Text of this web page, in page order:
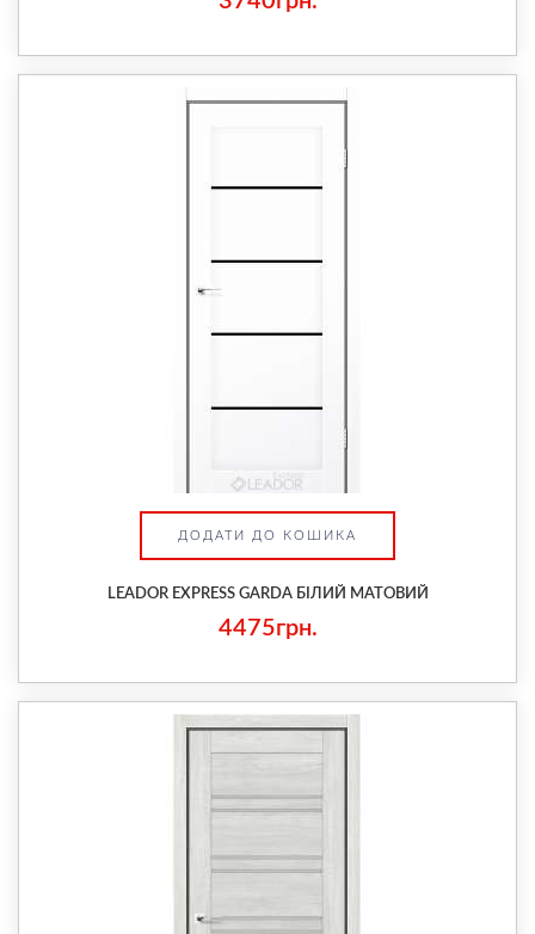
ДОДАТИ ДО КОШИКА
LEADOR EXPRESS GARDA БІЛИЙ МАТОВИЙ
4475грн.